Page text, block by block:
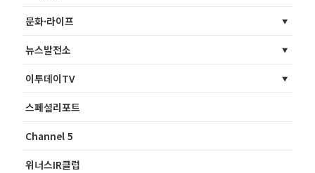
문화·라이프
뉴스발전소
이투데이TV
스페셜리포트
Channel 5
위너스IR클럽